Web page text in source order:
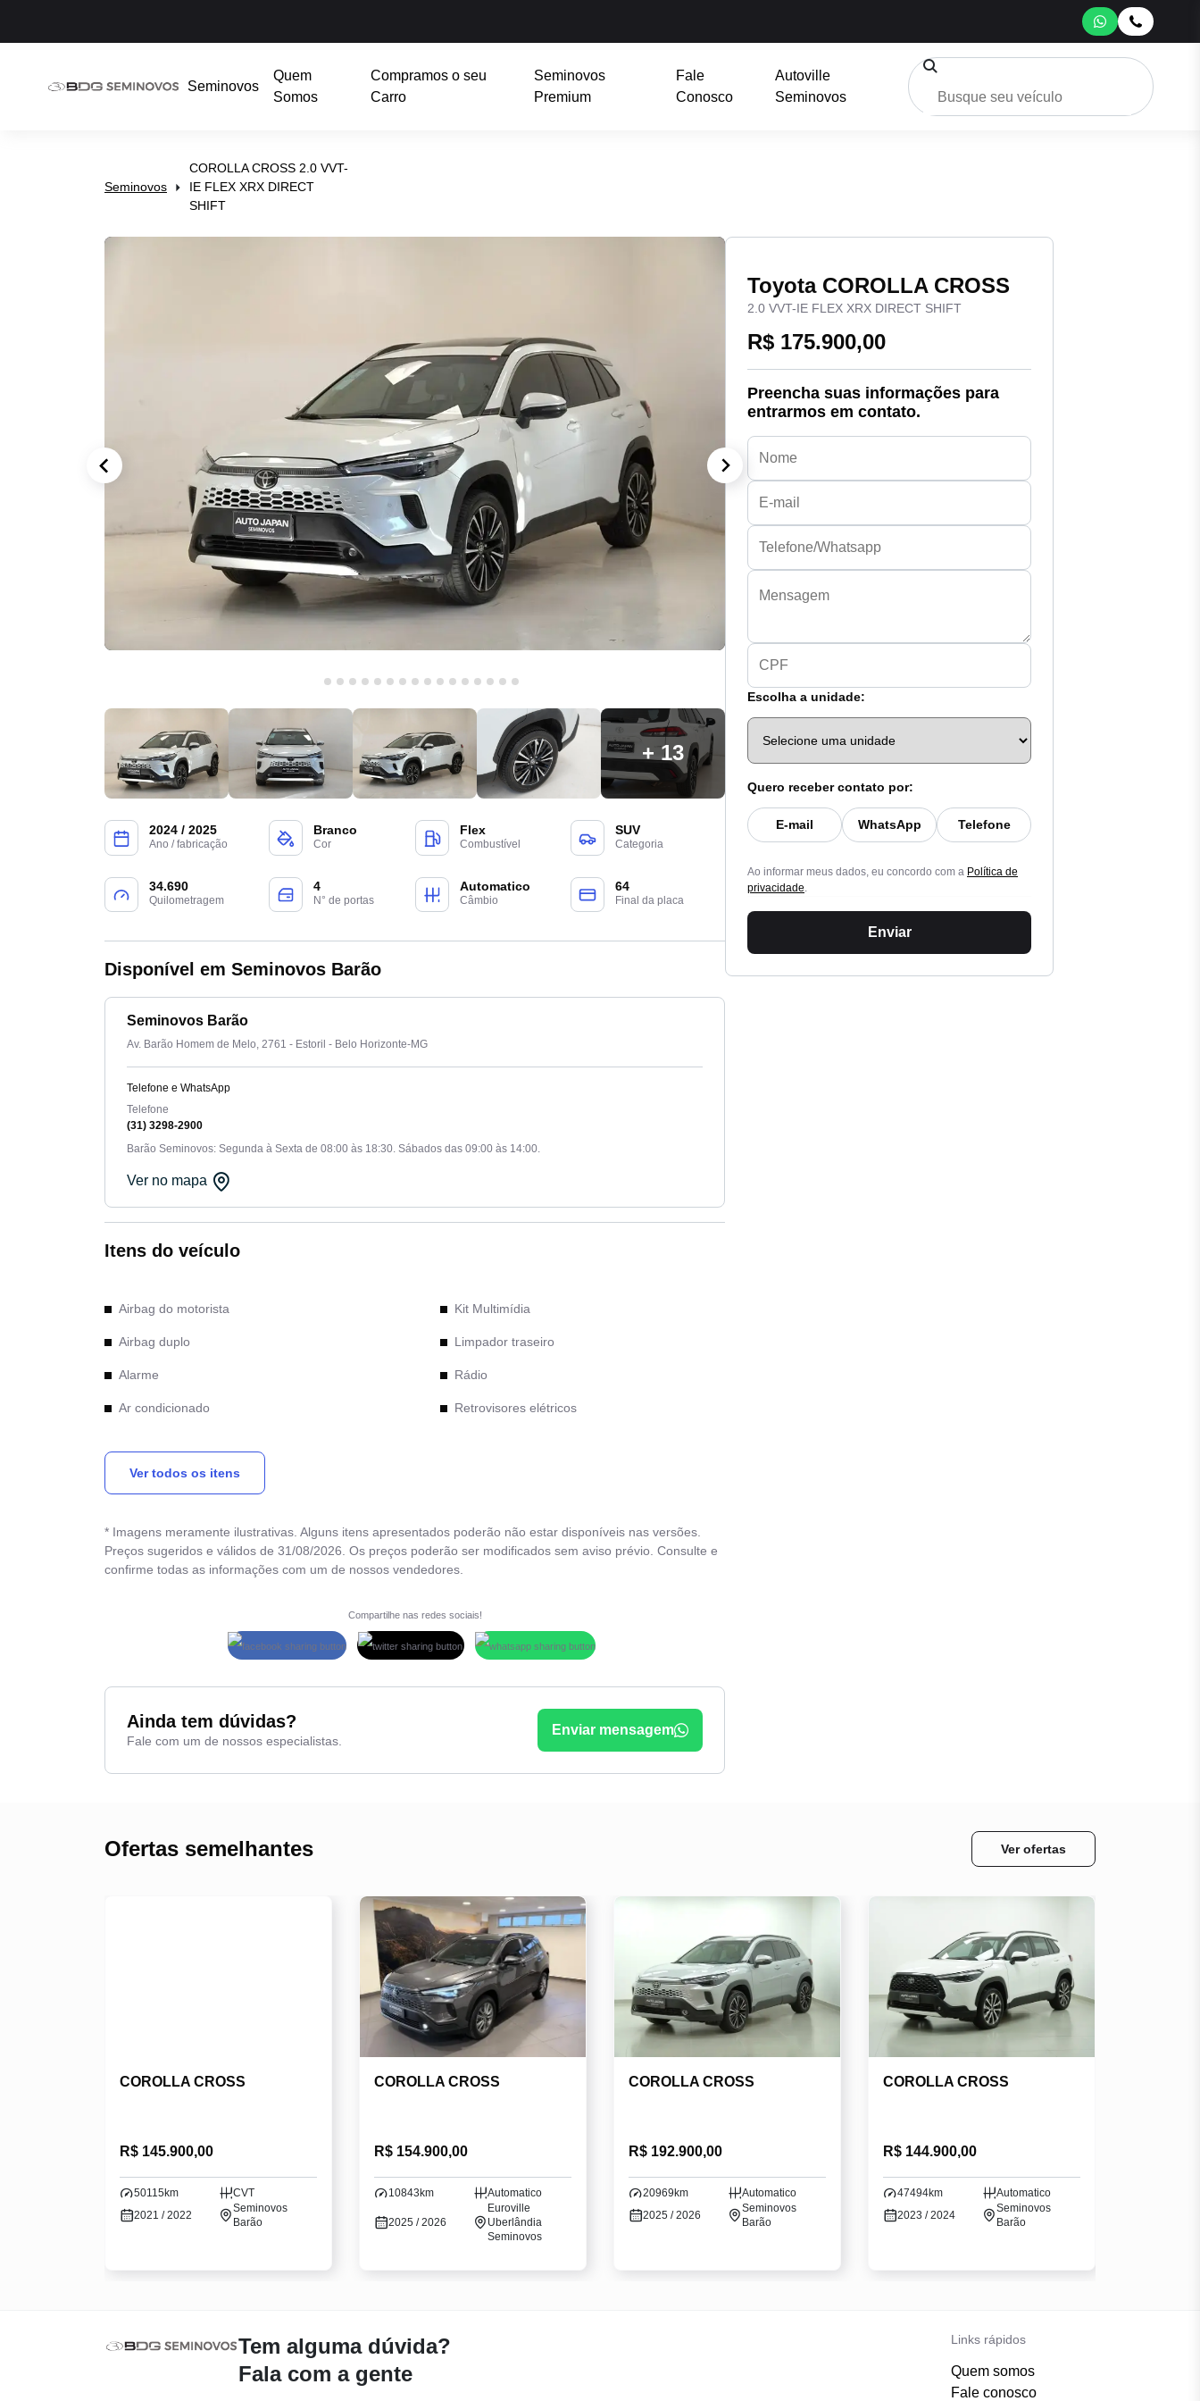
Seminovos
Quem
Somos
Compramos o seu
Carro
Seminovos
Premium
Fale
Conosco
Autoville
Seminovos
Seminovos
COROLLA CROSS 2.0 VVT-
IE FLEX XRX DIRECT
SHIFT
+ 13
2024 / 2025
Ano / fabricação
Branco
Cor
Flex
Combustível
SUV
Categoria
34.690
Quilometragem
4
N° de portas
Automatico
Câmbio
64
Final da placa
Disponível em Seminovos Barão
Seminovos Barão
Av. Barão Homem de Melo, 2761 - Estoril - Belo Horizonte-MG
Telefone e WhatsApp
Telefone
(31) 3298-2900
Barão Seminovos: Segunda à Sexta de 08:00 às 18:30. Sábados das 09:00 às 14:00.
Ver no mapa
Itens do veículo
Airbag do motorista
Airbag duplo
Alarme
Ar condicionado
Computador de bordo
Direção hidráulica
Entrada USB
Kit Multimídia
Limpador traseiro
Rádio
Retrovisores elétricos
Teto solar
Travas elétricas
Volante com Regulagem de Altura
Ver todos os itens
* Imagens meramente ilustrativas. Alguns itens apresentados poderão não estar disponíveis nas versões.
Preços sugeridos e válidos de 31/08/2026. Os preços poderão ser modificados sem aviso prévio. Consulte e
confirme todas as informações com um de nossos vendedores.
Compartilhe nas redes sociais!
Ainda tem dúvidas?
Fale com um de nossos especialistas.
Enviar mensagem
Toyota COROLLA CROSS
2.0 VVT-IE FLEX XRX DIRECT SHIFT
R$ 175.900,00
Preencha suas informações para
entrarmos em contato.
Escolha a unidade:
Quero receber contato por:
E-mail WhatsApp Telefone
Ao informar meus dados, eu concordo com a Política de
privacidade.
Enviar
Ofertas semelhantes Ver ofertas
COROLLA CROSS
R$ 145.900,00
50115km
CVT
2021 / 2022
Seminovos
Barão
COROLLA CROSS
R$ 154.900,00
10843km Automatico
2025 / 2026
Euroville
Uberlândia
Seminovos
COROLLA CROSS
R$ 192.900,00
20969km
Automatico
2025 / 2026
Seminovos
Barão
COROLLA CROSS
R$ 144.900,00
47494km
Automatico
2023 / 2024
Seminovos
Barão
Tem alguma dúvida?
Fala com a gente
Links rápidos
Quem somos
Fale conosco